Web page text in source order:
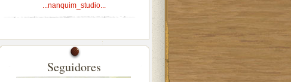
...nanquim_studio...
Seguidores